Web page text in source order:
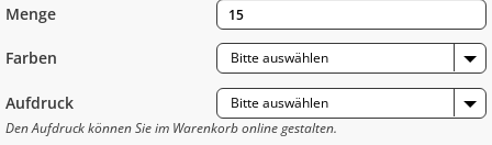
Menge
Farben Bitte auswählen
Aufdruck
Bitte auswählen
Den Aufdruck können Sie im Warenkorb online gestalten.